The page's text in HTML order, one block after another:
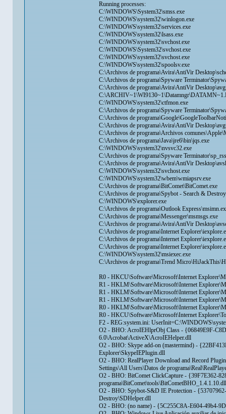
Running processes:
C:\WINDOWS\System32\smss.exe
C:\WINDOWS\system32\winlogon.exe
C:\WINDOWS\system32\services.exe
C:\WINDOWS\system32\lsass.exe
C:\WINDOWS\system32\svchost.exe
C:\WINDOWS\System32\svchost.exe
C:\WINDOWS\system32\svchost.exe
C:\WINDOWS\system32\spoolsv.exe
C:\Archivos de programa\Avira\AntiVir
C:\Archivos de programa\Spyware
C:\Archivos de programa\Avira\AntiVir
C:\WINDOWS\system32\ctfmon.exe
C:\Archivos de programa\Spyware
C:\Archivos de
C:\Archivos de programa\Avira\AntiVir
C:\Archivos de programa\Archivos
C:\Archivos de programa\Java\jre6\bin\jqs.exe
C:\WINDOWS\system32\nvsvc32.exe
C:\Archivos de programa\Spyware
C:\Archivos de programa\Avira\AntiVir
C:\WINDOWS\system32\svchost.exe
C:\WINDOWS\system32\wbem\wmiapsrv.exe
C:\Archivos de programa\BitComet\BitComet.exe
C:\Archivos de programa\Spybot - Search &
C:\WINDOWS\explorer.exe
C:\Archivos de programa\Outlook
C:\Archivos de programa\Messenger\msmsgs.exe
C:\Archivos de programa\Avira\AntiVir
C:\Archivos de programa\Internet
C:\Archivos de programa\Internet
C:\Archivos de programa\Internet
C:\WINDOWS\system32\msiexec.exe
C:\Archivos de programa\Trend
R0 - HKCU\Software\Microsoft\Internet
R1 - HKLM\Software\Microsoft\Internet
R1 - HKLM\Software\Microsoft\Internet
R1 - HKLM\Software\Microsoft\Internet
R0 - HKLM\Software\Microsoft\Internet
R0 - HKCU\Software\Microsoft\Internet
F2 - REG:system.ini:
O2 - BHO: AcroIEHlprObj Class - {06849E9F-
6.0\Acrobat\ActiveX\AcroIEHelper.dll
O2 - BHO: Skype add-on (mastermind) -
Explorer\SkypeIEPlugin.dll
O2 - BHO: RealPlayer Download and Record
Settings\All Users\Datos de
O2 - BHO: BitComet ClickCapture - {39F7E362-
programa\BitComet\tools\BitCometBHO_1.4.1.10.dll
O2 - BHO: Spybot-S&D IE Protection -
Destroy\SDHelper.dll
O2 - BHO: (no name) - {5C255C8A-E604-49b4-